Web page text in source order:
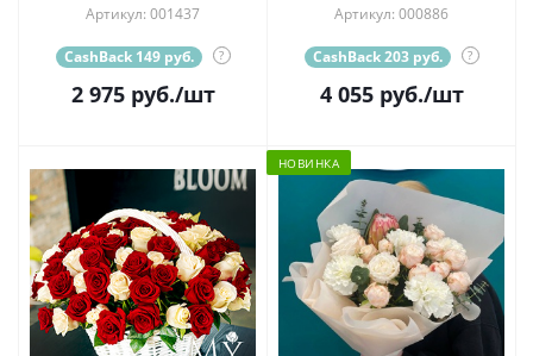
Артикул: 001437
CashBack 149 руб. ?
2 975руб./шт
Артикул: 000886
CashBack 203 руб. ?
4 055руб./шт
НОВИНКА